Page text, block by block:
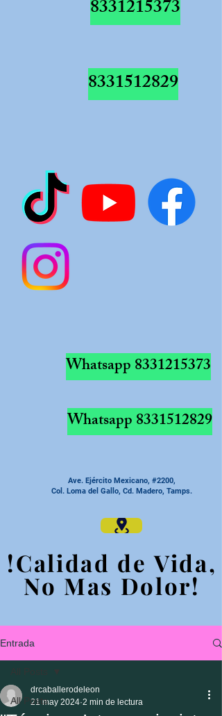
8331215373
8331512829
Whatsapp8331215373
Whatsapp8331512829
Ave. Ejército Mexicano, #2200,
Col. Loma del Gallo, Cd. Madero, Tamps.
!Calidad de Vida,
No Mas Dolor!
!Calidad de Vida,
No Mas Dolor!
Entrada
All Posts
All Posts
drcaballerodeleon
21 may 2024 2 min de lectura